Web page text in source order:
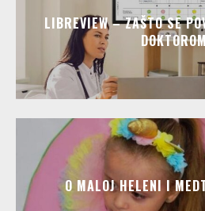
LIBREVIEW – ZAŠTO SE
O MALOJ HELENI I